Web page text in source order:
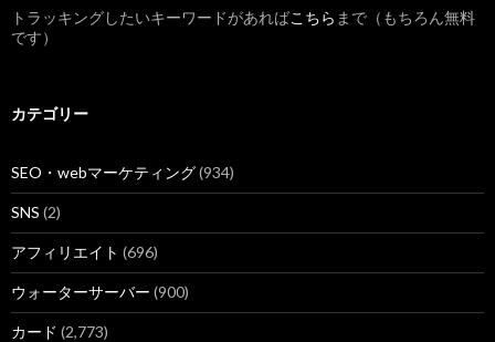
トラッキングしたいキーワードがあればこちら まで（もちろん無料
です）
カテゴリー
SEO・webマーケティング(934)
SNS (2)
アフィリエイト (696)
ウォーターサーバー (900)
カード (2,773)